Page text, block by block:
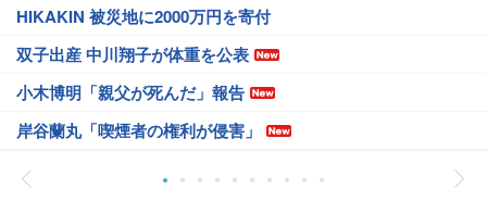
HIKAKIN 被災地に2000万円を寄付
双子出産 中川翔子が体重を公表
小木博明「親父が死んだ」報告
岸谷蘭丸「喫煙者の権利が侵害」